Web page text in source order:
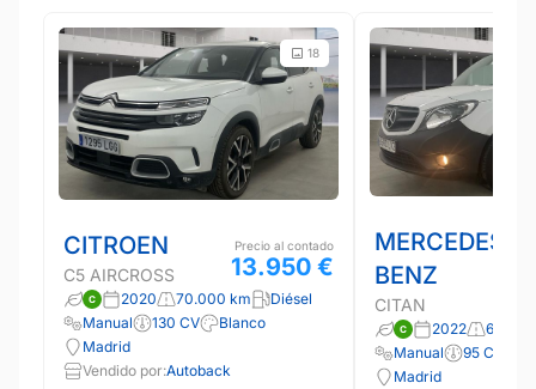
18
CITROEN
C5 AIRCROSS
Precio al contado
13.950 €
2020 70.000 km
Diésel
Manual
130 CV
Blanco
Madrid
Vendido por:Autoback
MERCEDES-
BENZ
CITAN
2022
Manual
95 CV
Madrid